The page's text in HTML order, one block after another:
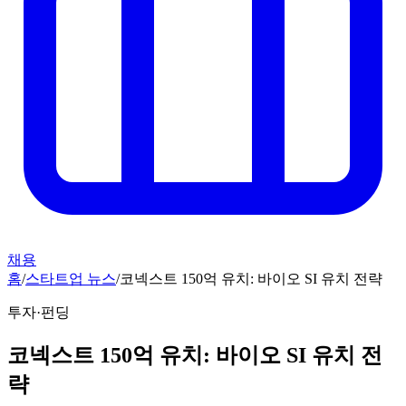
채용
홈/스타트업 뉴스/코넥스트 150억 유치: 바이오 SI 유치 전략
투자·펀딩
코넥스트 150억 유치: 바이오 SI 유치 전
략